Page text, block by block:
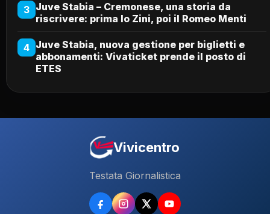
3 Juve Stabia – Cremonese, una storia da
riscrivere: prima lo Zini, poi il Romeo Menti
4 Juve Stabia, nuova gestione per biglietti e
abbonamenti: Vivaticket prende il posto di
ETES
Vivicentro
Testata Giornalistica